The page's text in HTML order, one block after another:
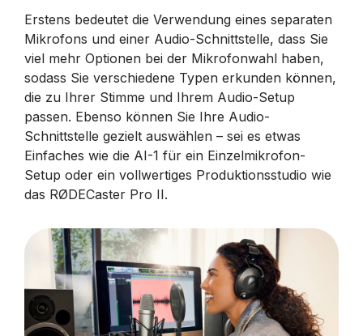
Erstens bedeutet die Verwendung eines separaten
Mikrofons und einer Audio-Schnittstelle, dass Sie
viel mehr Optionen bei der Mikrofonwahl haben,
sodass Sie verschiedene Typen erkunden können,
die zu Ihrer Stimme und Ihrem Audio-Setup
passen. Ebenso können Sie Ihre Audio-
Schnittstelle gezielt auswählen – sei es etwas
Einfaches wie die AI-1 für ein Einzelmikrofon-
Setup oder ein vollwertiges Produktionsstudio wie
das RØDECaster Pro II.